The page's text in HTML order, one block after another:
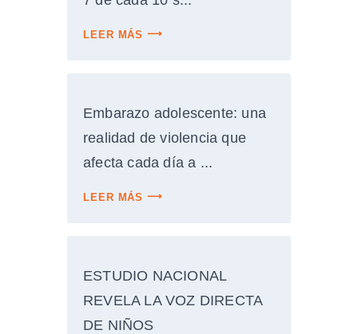
LEER MÁS
Embarazo adolescente: una
realidad de violencia que
afecta cada día a ...
LEER MÁS
ESTUDIO NACIONAL
REVELA LA VOZ DIRECTA
DE NIÑOS